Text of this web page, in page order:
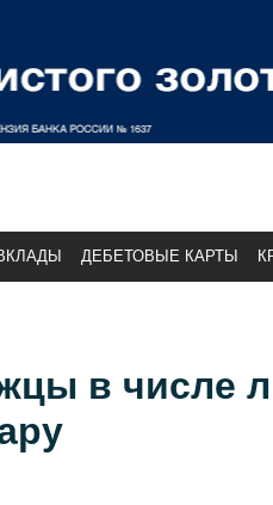
ДЕБЕТОВЫЕ КАРТЫ
в числе